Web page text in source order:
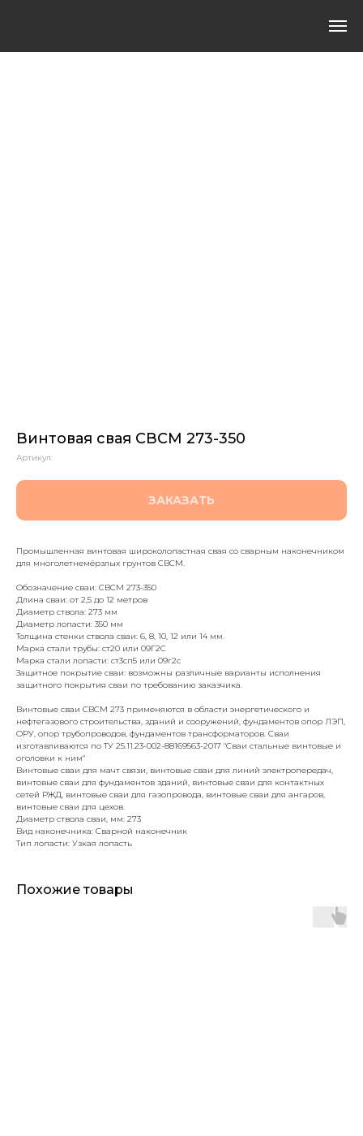
Винтовая свая СВСМ 273-350
Артикул:
ЗАКАЗАТЬ
Промышленная винтовая широколопастная свая со сварным наконечником
для многолетнемёрзлых грунтов СВСМ.
Обозначение сваи: СВСМ 273-350
Длина сваи: от 2,5 до 12 метров
Диаметр ствола: 273 мм
Диаметр лопасти: 350 мм
Толщина стенки ствола сваи: 6, 8, 10, 12 или 14 мм.
Марка стали трубы: ст20 или 09Г2С
Марка стали лопасти: ст3сп5 или 09г2с
Защитное покрытие сваи: возможны различные варианты исполнения
защитного покрытия сваи по требованию заказчика.
Винтовые сваи СВСМ 273 применяются в области энергетического и
нефтегазового строительства, зданий и сооружений, фундаментов опор ЛЭП,
ОРУ, опор трубопроводов, фундаментов трансформаторов. Сваи
изготавливаются по ТУ 25.11.23-002-88169563-2017 "Сваи стальные винтовые и
оголовки к ним"
Винтовые сваи для мачт связи, винтовые сваи для линий электропередач,
винтовые сваи для фундаментов зданий, винтовые сваи для контактных
сетей РЖД, винтовые сваи для газопровода, винтовые сваи для ангаров,
винтовые сваи для цехов.
Диаметр ствола сваи, мм: 273
Вид наконечника: Сварной наконечник
Тип лопасти: Узкая лопасть
Похожие товары